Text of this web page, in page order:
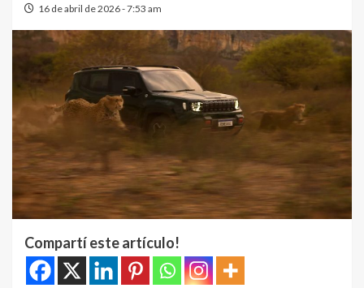
16 de abril de 2026 - 7:53 am
Compartí este artículo!